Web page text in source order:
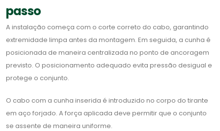
passo
A instalação começa com o corte correto do cabo, garantindo
extremidade limpa antes da montagem. Em seguida, a cunha é
posicionada de maneira centralizada no ponto de ancoragem
previsto. O posicionamento adequado evita pressão desigual e
protege o conjunto.
O cabo com a cunha inserida é introduzido no corpo do tirante
em aço forjado. A força aplicada deve permitir que o conjunto
se assente de maneira uniforme.